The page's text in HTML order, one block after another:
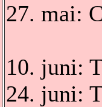
27. mai:
10. juni:
24. juni: